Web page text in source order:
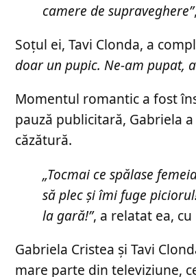
camere de supraveghere”
Soțul ei, Tavi Clonda, a
doar un pupic. Ne-am pupat,
Momentul romantic a fost
pauză publicitară, Gabriela
căzătură.
„Tocmai ce spălase
să plec și îmi fuge
la gară!”, a relatat ea, cu
Gabriela Cristea și Tavi
mare parte din televiziune,